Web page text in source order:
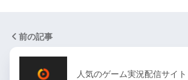
前の記事
人気のゲーム実況配信サイト